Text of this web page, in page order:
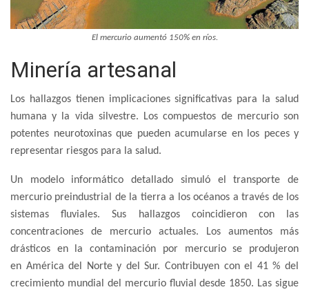
El mercurio aumentó 150% en ríos.
Minería artesanal
Los hallazgos tienen implicaciones significativas para la salud
humana y la vida silvestre. Los compuestos de mercurio son
potentes neurotoxinas que pueden acumularse en los peces y
representar riesgos para la salud.
Un modelo informático detallado simuló el transporte de
mercurio preindustrial de la tierra a los océanos a través de los
sistemas fluviales. Sus hallazgos coincidieron con las
concentraciones de mercurio actuales. Los aumentos más
drásticos en la contaminación por mercurio se produjeron
en América del Norte y del Sur. Contribuyen con el 41 % del
crecimiento mundial del mercurio fluvial desde 1850. Las sigue